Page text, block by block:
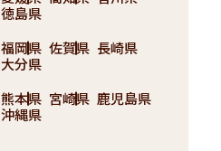
徳島県
福岡県 佐賀県 長崎県
大分県
熊本県 宮崎県 鹿児島県
沖縄県